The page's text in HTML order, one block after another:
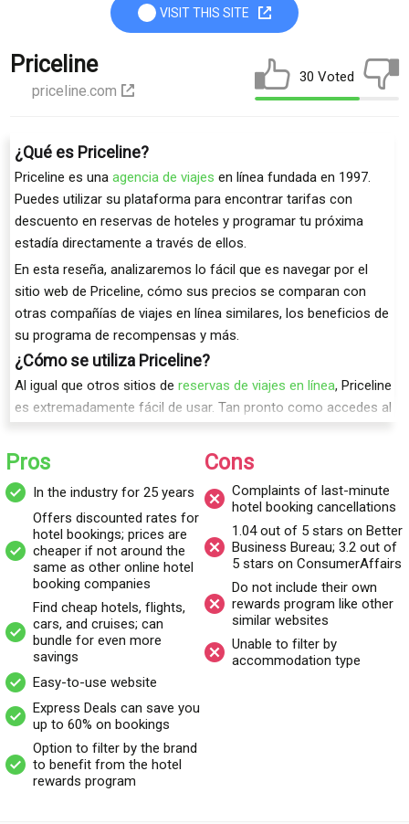
VISIT THIS SITE
Priceline
priceline.com
30 Voted
¿Qué es Priceline?
Priceline es una agencia de viajes en línea fundada en 1997.
Puedes utilizar su plataforma para encontrar tarifas con
descuento en reservas de hoteles y programar tu próxima
estadía directamente a través de ellos.
En esta reseña, analizaremos lo fácil que es navegar por el
sitio web de Priceline, cómo sus precios se comparan con
otras compañías de viajes en línea similares, los beneficios de
su programa de recompensas y más.
¿Cómo se utiliza Priceline?
Al igual que otros sitios de reservas de viajes en línea, Priceline
es extremadamente fácil de usar. Tan pronto como accedes al
configurado en «Hoteles». Puedes cambiarlo a «Vuelos»,
«Paquetes de Ahorro», «Autos» o «Cruceros», dependiendo de
lo que necesites.
Dado que nuestra reseña se enfoca en reservas de hoteles,
deberás ingresar detalles como la ubicación y las fechas de
check-in / check-out. También tendrás que especificar
cuántas personas y habitaciones necesitas, aunque ya está
preestablecido para dos adultos y una habitación. Una vez que
ingreses tus detalles, haz clic en «Buscar tu hotel» y Priceline
hace todo el trabajo por ti.
El motor de búsqueda abre una lista de resultados que se
aplican a tus necesidades. Debido a la cantidad de hoteles con
los que trabaja Priceline, es posible que desees reducir los
resultados utilizando los filtros que se encuentran en el lado
izquierdo de la página. Los filtros incluyen temas de propiedad
como lujo o spa y bienestar, opciones de tarifa como
Pros
In the industry for 25 years
Offers discounted rates for
hotel bookings; prices are
cheaper if not around the
same as other online hotel
booking companies
Find cheap hotels, flights,
cars, and cruises; can
bundle for even more
savings
Easy-to-use website
Express Deals can save you
up to 60% on bookings
Option to filter by the brand
to benefit from the hotel
rewards program
Cons
Complaints of last-minute
hotel booking cancellations
1.04 out of 5 stars on Better
Business Bureau; 3.2 out of
5 stars on ConsumerAffairs
Do not include their own
rewards program like other
similar websites
Unable to filter by
accommodation type